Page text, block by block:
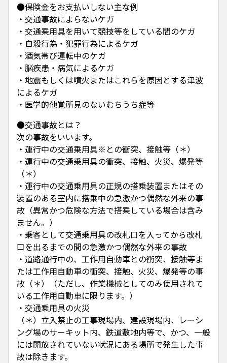
●保険金をお支払いしない主な例
・交通事故によらないケガ
・交通乗用具を用いて競技等をしている間のケガ
・自殺行為・犯罪行為によるケガ
・酒気帯び運転中のケガ
・脳疾患・病気によるケガ
・地震もしくは噴火またはこれらを原因とする津波
によるケガ
・医学的他覚所見のないむちうち症等
●交通事故とは？
次の事故をいいます。
・運行中の交通乗用具※との衝突、接触等（＊）
・運行中の交通乗用具の衝突、接触、火災、爆発等
（＊）
・運行中の交通乗用具の正規の搭乗装置またはその
装置のある室内に搭乗中の急激かつ偶然な外来の事
故（異常かつ危険な方法で搭乗している場合は含み
ません。）
・乗客として交通乗用具の改札口を入ってから改札
口を出るまでの間の急激かつ偶然な外来の事故
・道路通行中の、工作用自動車との衝突、接触等ま
たは工作用自動車の衝突、接触、火災、爆発等の事
故（＊）（ただし、作業機械としてのみ使用されて
いる工作用自動車に限ります。）
・交通乗用具の火災
（＊）立入禁止の工事現場内、建設現場内、レーシ
ング場のサーキット内、鉄道敷地内等で、かつ、一般
には開放されていない状況にある場所で発生した事
故は除きます。